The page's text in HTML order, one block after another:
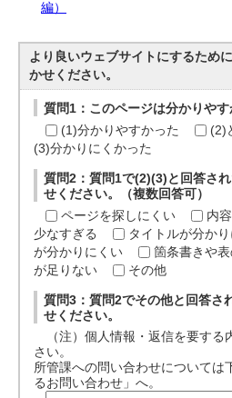
編）
より良いウェブサイトにするため
かせください。
質問1：このページは分かりやす
(1)分かりやすかった
(2)
(3)分かりにくかった
質問2：質問1で(2)(3)と回答さ
せください。（複数回答可）
ページを探しにくい
内
少なすぎる
タイトルが分か
が分かりにくい
箇条書きや
が足りない
その他
質問3：質問2でその他と回答さ
せください。
（注）個人情報・返信を要する
さい。
所管課への問い合わせについては
るお問い合わせ」へ。